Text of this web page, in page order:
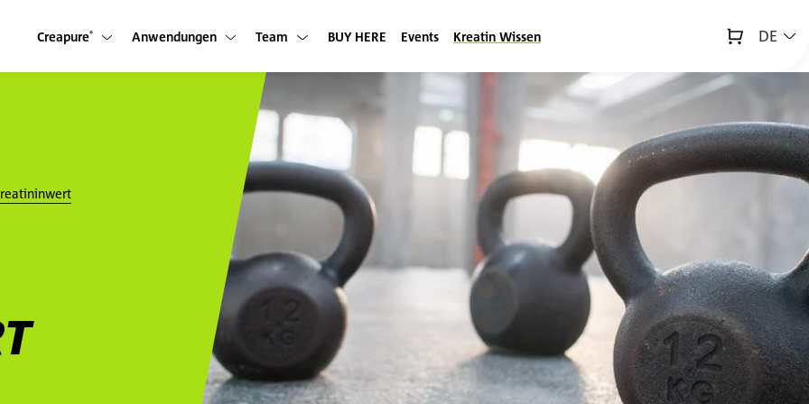
Creapure® Untermenü anzeigen
Anwendungen Untermenü anzeigen
Team Untermenü anzeigen
BUY HERE Events Kreatin Wissen
DE